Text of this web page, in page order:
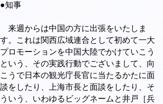
●知事
来週からは中国の方に出張をいたしま
す。これは関西広域連合として初めて一大
プロモーションを中国大陸でかけていこう
という、その実践行動でございまして、向
こうで日本の観光庁長官に当たるかたに面
談をしたり、上海市長と面談をしたり、そ
ういう、いわゆるビッグネームと井戸［兵